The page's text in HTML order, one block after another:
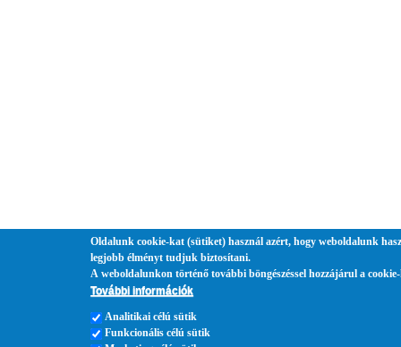
Oldalunk cookie-kat (sütiket) használ azért, hogy weboldalunk
legjobb élményt tudjuk biztosítani.
A weboldalunkon történő további böngészéssel hozzájárul a
További információk
Analitikai célú sütik
Funkcionális célú sütik